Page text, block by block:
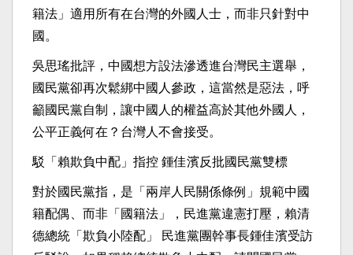
籍法」適用所有在台灣的外國人士，而非只針對中
國。
吳思瑤批評，中國想方設法滲透進台灣民主選舉，
國民黨卻再次鬆綁中國人參政，這當然是惡法，呼
籲國民黨自制，讓中國人的權益高於其他外國人，
公平正義何在？台灣人不會接受。
駁「賴欺負中配」指控 鍾佳濱反批國民黨雙標
對於國民黨指，是「兩岸人民關係條例」規範中國
籍配偶、而非「國籍法」，民進黨違憲打壓，賴清
德總統「欺負小陸配」 民進黨團幹事長鍾佳濱受訪